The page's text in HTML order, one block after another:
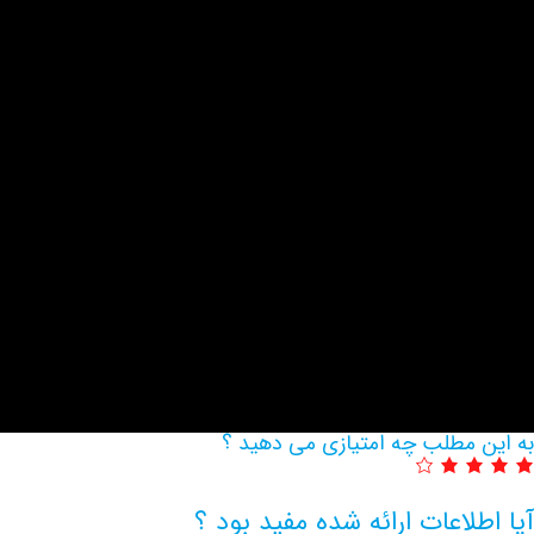
به این مطلب چه امتیازی می دهید ؟
آیا اطلاعات ارائه شده مفید بود ؟